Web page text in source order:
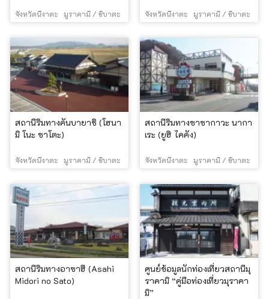
จังหวัดนีงาตะ มูราคามิ / ชิบาตะ จังหวัดนีงาตะ มูราคามิ / ชิบาตะ
สถานีริมทางคันบายาชิ (โฮนา
มิ โนะ ซาโตะ)
จังหวัดนีงาตะ มูราคามิ / ชิบาตะ
สถานีริมทางซาซากาวะ นากา
เระ (ยูฮิ ไคคัง)
จังหวัดนีงาตะ มูราคามิ / ชิบาตะ
สถานีริมทางอาซาฮี (Asahi
Midori no Sato)
ศูนย์ข้อมูลนักท่องเที่ยวสถานีมุ
ราคามิ “คู่มือท่องเที่ยวมุราคา
มิ”